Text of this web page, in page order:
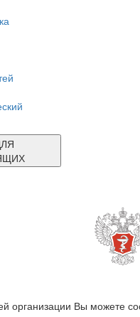
организации Вы можете